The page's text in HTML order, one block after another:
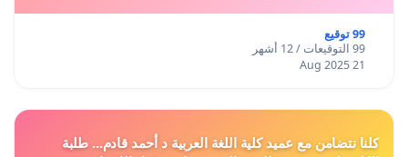
99 توقيع
99 التوقيعات / 12 أشهر
21 Aug 2025
كلنا نتضامن مع عميد كلية اللغة العربية د أحمد قادم... طلبة